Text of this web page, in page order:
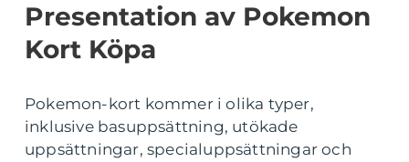
Presentation av Pokemon
Kort Köpa
Pokemon-kort kommer i olika typer,
inklusive basuppsättning, utökade
uppsättningar, specialuppsättningar och